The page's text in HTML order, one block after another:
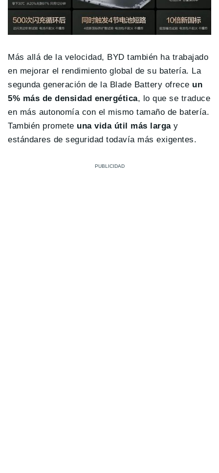
Más allá de la velocidad, BYD también ha trabajado
en mejorar el rendimiento global de su batería. La
segunda generación de la Blade Battery ofrece un
5% más de densidad energética, lo que se traduce
en más autonomía con el mismo tamaño de batería.
También promete una vida útil más largay
estándares de seguridad todavía más exigentes.